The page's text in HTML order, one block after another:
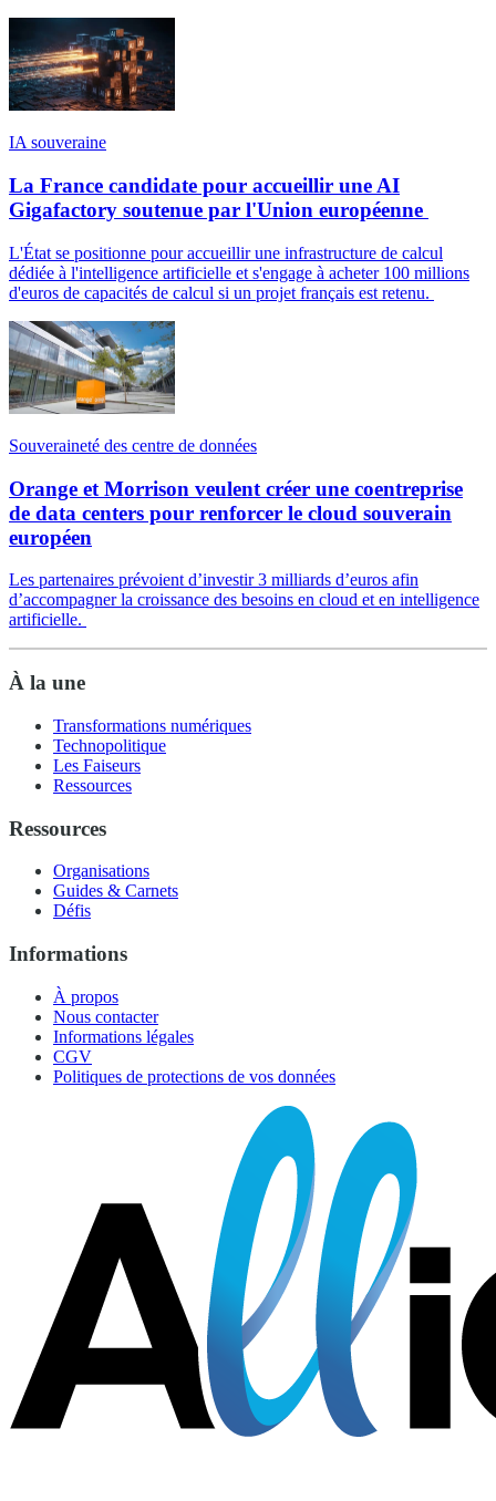
IA souveraine
La France candidate pour accueillir une AI
Gigafactory soutenue par l'Union européenne
L'État se positionne pour accueillir une infrastructure de calcul
dédiée à l'intelligence artificielle et s'engage à acheter 100 millions
d'euros de capacités de calcul si un projet français est retenu.
Souveraineté des centre de données
Orange et Morrison veulent créer une coentreprise
de data centers pour renforcer le cloud souverain
européen
Les partenaires prévoient d’investir 3 milliards d’euros afin
d’accompagner la croissance des besoins en cloud et en intelligence
artificielle.
À la une
Transformations numériques
Technopolitique
Les Faiseurs
Ressources
Ressources
Organisations
Guides & Carnets
Défis
Informations
À propos
Nous contacter
Informations légales
CGV
Politiques de protections de vos données